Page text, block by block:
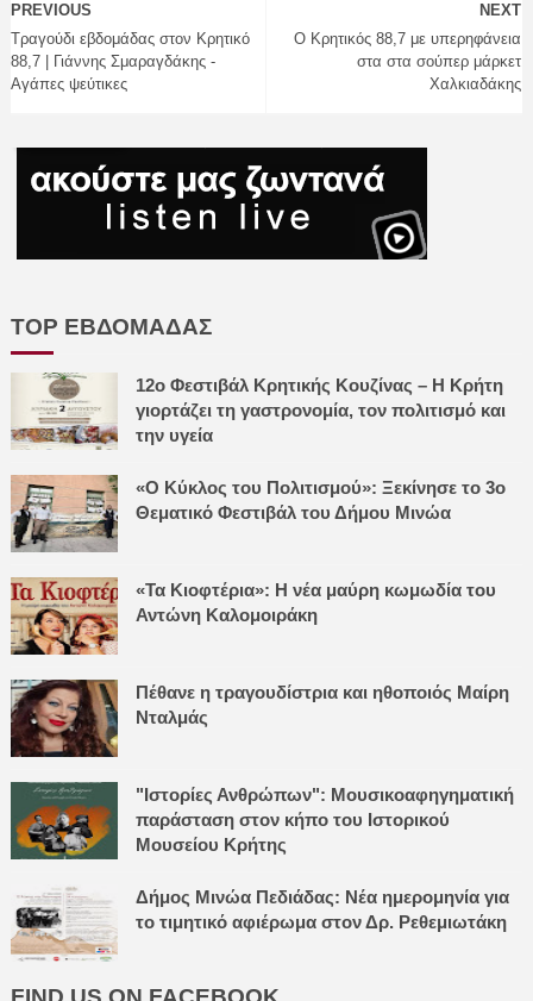
NEXT
Ο Kρητικός 88,7 με υπερηφάνεια
στα στα σούπερ μάρκετ
Χαλκιαδάκης
PREVIOUS
Τραγούδι εβδομάδας στον Κρητικό
88,7 | Γιάννης Σμαραγδάκης -
Αγάπες ψεύτικες
TOP ΕΒΔΟΜΑΔΑΣ
12ο Φεστιβάλ Κρητικής Κουζίνας – Η Κρήτη
γιορτάζει τη γαστρονομία, τον πολιτισμό και
την υγεία
«Ο Κύκλος του Πολιτισμού»: Ξεκίνησε το 3ο
Θεματικό Φεστιβάλ του Δήμου Μινώα
«Τα Κιοφτέρια»: Η νέα μαύρη κωμωδία του
Αντώνη Καλομοιράκη
Πέθανε η τραγουδίστρια και ηθοποιός Μαίρη
Νταλμάς
"Ιστορίες Ανθρώπων": Μουσικοαφηγηματική
παράσταση στον κήπο του Ιστορικού
Μουσείου Κρήτης
Δήμος Μινώα Πεδιάδας: Νέα ημερομηνία για
το τιμητικό αφιέρωμα στον Δρ. Ρεθεμιωτάκη